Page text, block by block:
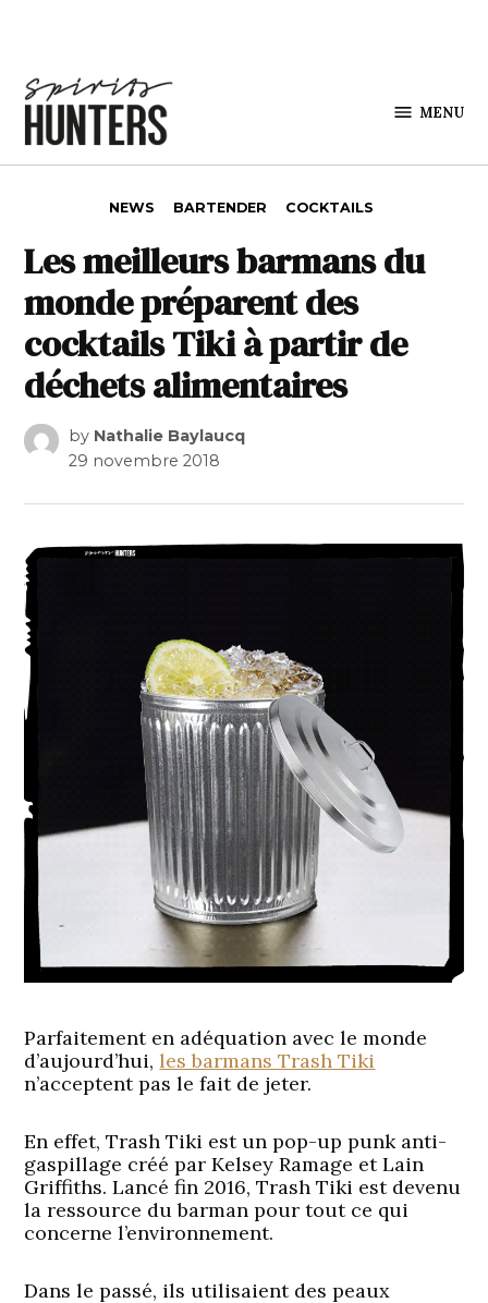
MENU
NEWS BARTENDER COCKTAILS
Les meilleurs barmans du
monde préparent des
cocktails Tiki à partir de
déchets alimentaires
by Nathalie Baylaucq
29 novembre 2018
Parfaitement en adéquation avec le monde
d’aujourd’hui,les barmans Trash Tiki
n’acceptent pas le fait de jeter.
En effet, Trash Tiki est un pop-up punk anti-
gaspillage créé par Kelsey Ramage et Lain
Griffiths. Lancé fin 2016, Trash Tiki est devenu
la ressource du barman pour tout ce qui
concerne l’environnement.
Dans le passé, ils utilisaient des peaux